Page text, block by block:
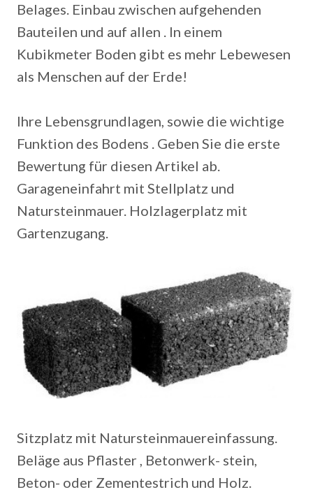
Belages. Einbau zwischen aufgehenden
Bauteilen und auf allen . In einem
Kubikmeter Boden gibt es mehr Lebewesen
als Menschen auf der Erde!
Ihre Lebensgrundlagen, sowie die wichtige
Funktion des Bodens . Geben Sie die erste
Bewertung für diesen Artikel ab.
Garageneinfahrt mit Stellplatz und
Natursteinmauer. Holzlagerplatz mit
Gartenzugang.
Sitzplatz mit Natursteinmauereinfassung.
Beläge aus Pflaster , Betonwerk- stein,
Beton- oder Zementestrich und Holz.